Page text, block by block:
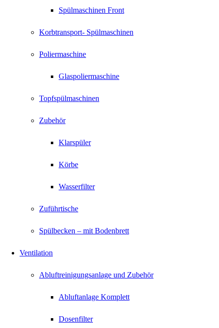
Spülmaschinen Front
Korbtransport- Spülmaschinen
Poliermaschine
Glaspoliermaschine
Topfspülmaschinen
Zubehör
Klarspüler
Körbe
Wasserfilter
Zuführtische
Spülbecken – mit Bodenbrett
Ventilation
Abluftreinigungsanlage und Zubehör
Abluftanlage Komplett
Dosenfilter